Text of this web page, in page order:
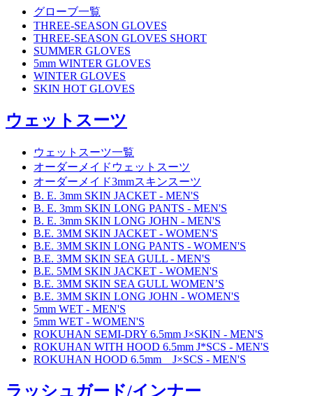
グローブ一覧
THREE-SEASON GLOVES
THREE-SEASON GLOVES SHORT
SUMMER GLOVES
5mm WINTER GLOVES
WINTER GLOVES
SKIN HOT GLOVES
ウェットスーツ
ウェットスーツ一覧
オーダーメイドウェットスーツ
オーダーメイド3mmスキンスーツ
B. E. 3mm SKIN JACKET - MEN'S
B. E. 3mm SKIN LONG PANTS - MEN'S
B. E. 3mm SKIN LONG JOHN - MEN'S
B.E. 3MM SKIN JACKET - WOMEN'S
B.E. 3MM SKIN LONG PANTS - WOMEN'S
B.E. 3MM SKIN SEA GULL - MEN'S
B.E. 5MM SKIN JACKET - WOMEN'S
B.E. 3MM SKIN SEA GULL WOMEN’S
B.E. 3MM SKIN LONG JOHN - WOMEN'S
5mm WET - MEN'S
5mm WET - WOMEN'S
ROKUHAN SEMI-DRY 6.5mm J×SKIN - MEN'S
ROKUHAN WITH HOOD 6.5mm J*SCS - MEN'S
ROKUHAN HOOD 6.5mm J×SCS - MEN'S
ラッシュガード/インナー